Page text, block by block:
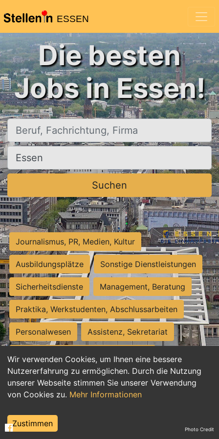
ESSEN
Wir verwenden Cookies, um Ihnen eine bessere
Nutzererfahrung zu ermöglichen. Durch die Nutzung
unserer Webseite stimmen Sie unserer Verwendung
von Cookies zu. Mehr Informationen
Zustimmen
Die besten
Jobs in Essen!
Beruf, Fachrichtung, Firma
Ort, Stadt
Suchen
Journalismus, PR, Medien, Kultur
Ausbildungsplätze Sonstige Dienstleistungen
Sicherheitsdienste Management, Beratung
Praktika, Werkstudenten, Abschlussarbeiten
Personalwesen Assistenz, Sekretariat
Hilfskräfte, Aushilfs- und Nebenjobs
Einkauf, Logistik, Materialwirtschaft
Weiterbildung, Studium, duale Ausbildung
Tourismus
Photo Credit